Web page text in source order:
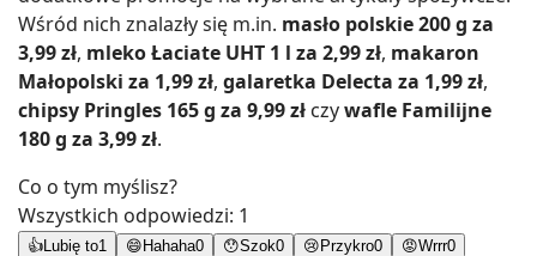
Wśród nich znalazły się m.in. masło polskie 200 g za
3,99 zł, mleko Łaciate UHT 1 l za 2,99 zł, makaron
Małopolski za 1,99 zł, galaretka Delecta za 1,99 zł,
chipsy Pringles 165 g za 9,99 zł czywafle Familijne
180 g za 3,99 zł.
Co o tym myślisz?
Wszystkich odpowiedzi: 1
👍 Lubię to1 😄 Hahaha0 😯Szok0 😢 Przykro0 😡Wrrr0